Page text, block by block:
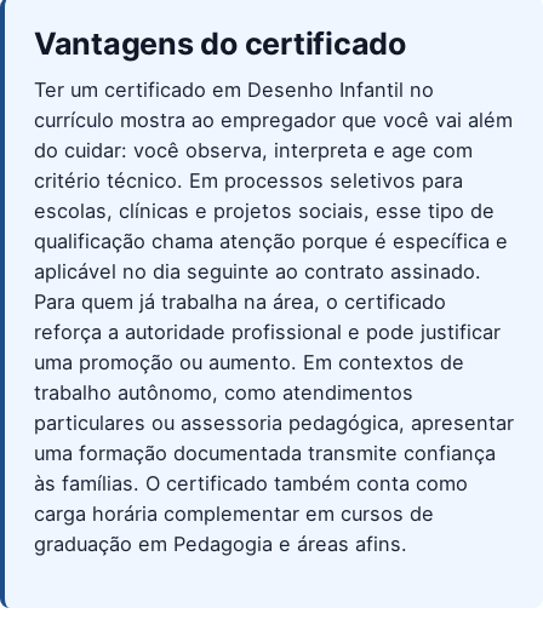
Vantagens do certificado
Ter um certificado em Desenho Infantil no
currículo mostra ao empregador que você vai além
do cuidar: você observa, interpreta e age com
critério técnico. Em processos seletivos para
escolas, clínicas e projetos sociais, esse tipo de
qualificação chama atenção porque é específica e
aplicável no dia seguinte ao contrato assinado.
Para quem já trabalha na área, o certificado
reforça a autoridade profissional e pode justificar
uma promoção ou aumento. Em contextos de
trabalho autônomo, como atendimentos
particulares ou assessoria pedagógica, apresentar
uma formação documentada transmite confiança
às famílias. O certificado também conta como
carga horária complementar em cursos de
graduação em Pedagogia e áreas afins.